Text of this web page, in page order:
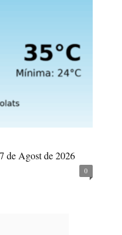
de Agost de 2026
0